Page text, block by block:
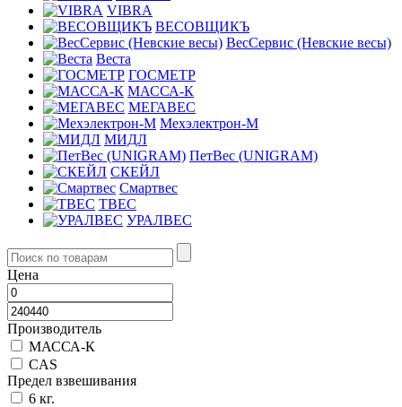
VIBRA
ВЕСОВЩИКЪ
ВесСервис (Невские весы)
Веста
ГОСМЕТР
МАССА-К
МЕГАВЕС
Мехэлектрон-М
МИДЛ
ПетВес (UNIGRAM)
СКЕЙЛ
Смартвес
ТВЕС
УРАЛВЕС
Цена
Производитель
МАССА-К
CAS
Предел взвешивания
6 кг.